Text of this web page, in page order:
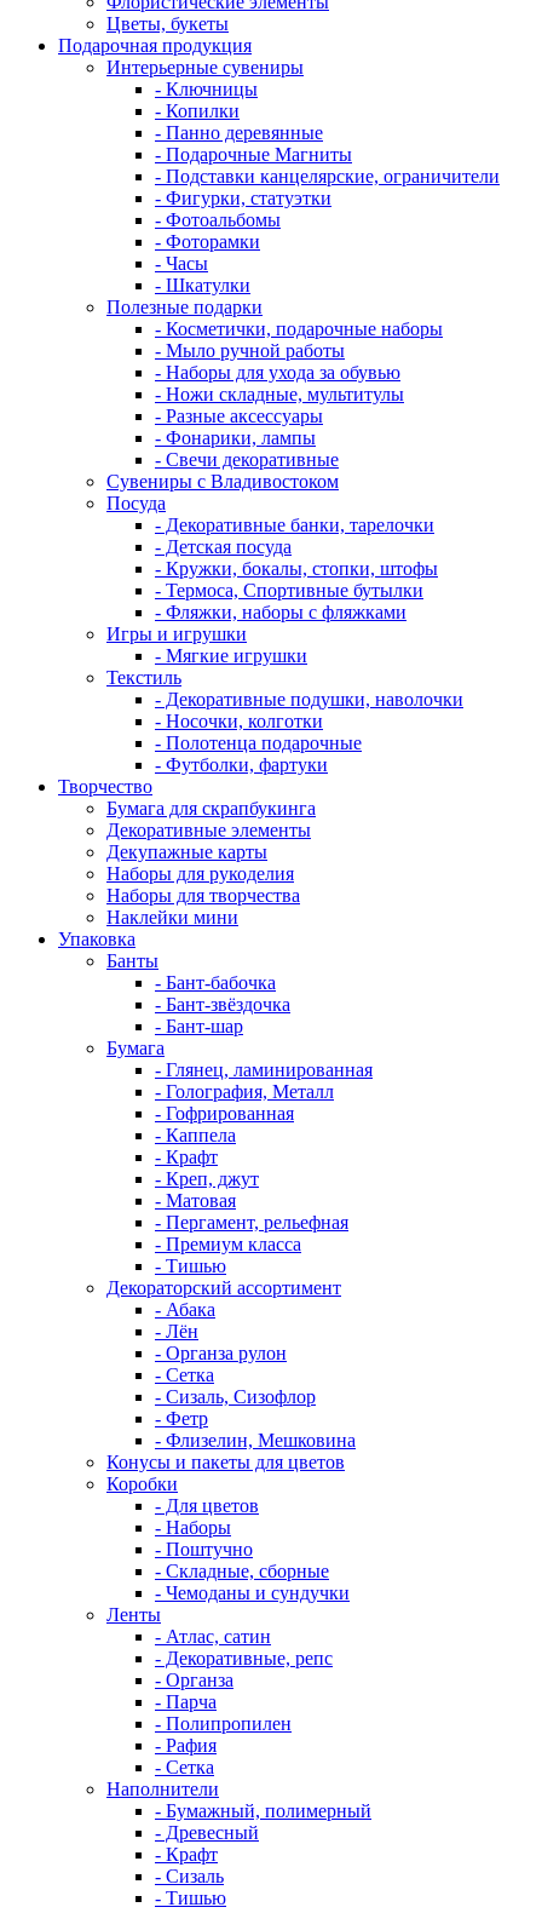
Цветы, букеты
Подарочная продукция
Интерьерные сувениры
- Ключницы
- Копилки
- Панно деревянные
- Подарочные Магниты
- Подставки канцелярские, ограничители
- Фигурки, статуэтки
- Фотоальбомы
- Фоторамки
- Часы
- Шкатулки
Полезные подарки
- Косметички, подарочные наборы
- Мыло ручной работы
- Наборы для ухода за обувью
- Ножи складные, мультитулы
- Разные аксессуары
- Фонарики, лампы
- Свечи декоративные
Сувениры с Владивостоком
Посуда
- Декоративные банки, тарелочки
- Детская посуда
- Кружки, бокалы, стопки, штофы
- Термоса, Спортивные бутылки
- Фляжки, наборы с фляжками
Игры и игрушки
- Мягкие игрушки
Текстиль
- Декоративные подушки, наволочки
- Носочки, колготки
- Полотенца подарочные
- Футболки, фартуки
Творчество
Бумага для скрапбукинга
Декоративные элементы
Декупажные карты
Наборы для рукоделия
Наборы для творчества
Наклейки мини
Упаковка
Банты
- Бант-бабочка
- Бант-звёздочка
- Бант-шар
Бумага
- Глянец, ламинированная
- Голография, Металл
- Гофрированная
- Каппела
- Крафт
- Креп, джут
- Матовая
- Пергамент, рельефная
- Премиум класса
- Тишью
Декораторский ассортимент
- Абака
- Лён
- Органза рулон
- Сетка
- Сизаль, Сизофлор
- Фетр
- Флизелин, Мешковина
Конусы и пакеты для цветов
Коробки
- Для цветов
- Наборы
- Поштучно
- Складные, сборные
- Чемоданы и сундучки
Ленты
- Атлас, сатин
- Декоративные, репс
- Органза
- Парча
- Полипропилен
- Рафия
- Сетка
Наполнители
- Бумажный, полимерный
- Древесный
- Крафт
- Сизаль
- Тишью